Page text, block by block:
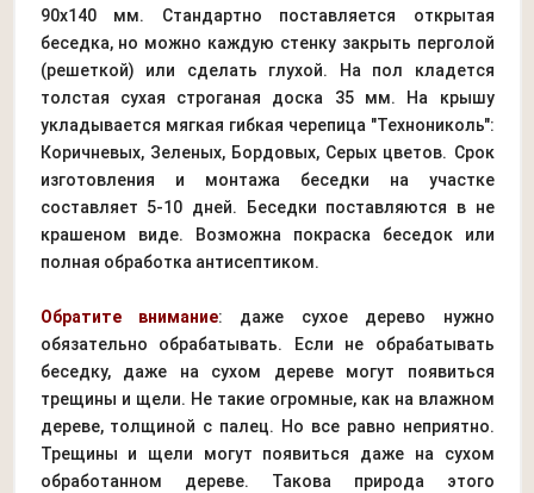
90х140 мм. Стандартно поставляется открытая
беседка, но можно каждую стенку закрыть перголой
(решеткой) или сделать глухой. На пол кладется
толстая сухая строганая доска 35 мм. На крышу
укладывается мягкая гибкая черепица "Технониколь":
Коричневых, Зеленых, Бордовых, Серых цветов. Срок
изготовления и монтажа беседки на участке
составляет 5-10 дней. Беседки поставляются в не
крашеном виде. Возможна покраска беседок или
полная обработка антисептиком.
Обратите внимание: даже сухое дерево нужно
обязательно обрабатывать. Если не обрабатывать
беседку, даже на сухом дереве могут появиться
трещины и щели. Не такие огромные, как на влажном
дереве, толщиной с палец. Но все равно неприятно.
Трещины и щели могут появиться даже на сухом
обработанном дереве. Такова природа этого